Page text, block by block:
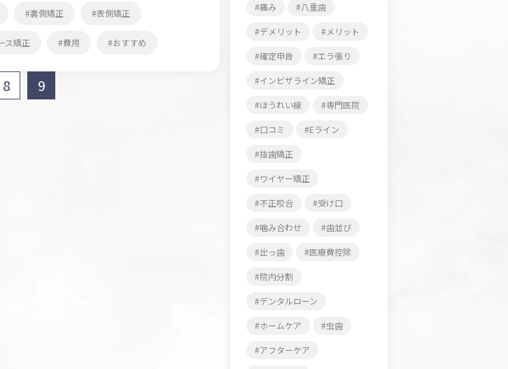
裏側矯正 表側矯正
ス矯正 費用 おすすめ
8 9
痛み 八重歯
デメリット メリット
確定申告 エラ張り
インビザライン矯正
ほうれい線 専門医院
口コミ Eライン
抜歯矯正
ワイヤー矯正
不正咬合 受け口
噛み合わせ 歯並び
出っ歯 医療費控除
院内分割
デンタルローン
ホームケア 虫歯
アフターケア